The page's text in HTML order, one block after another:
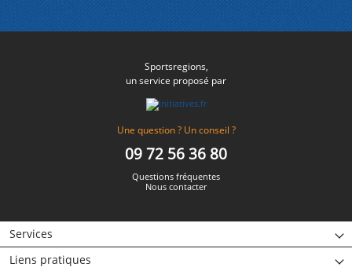
Sportsregions,
un service proposé par
Une question ? Un conseil ?
09 72 56 36 80
Questions fréquentes
Nous contacter
Services
Liens pratiques